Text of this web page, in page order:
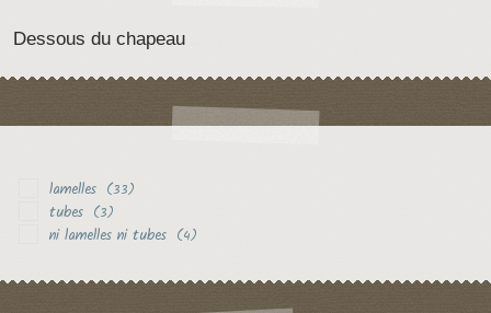
Dessous du chapeau
lamelles (33)
tubes (3)
ni lamelles ni tubes (4)